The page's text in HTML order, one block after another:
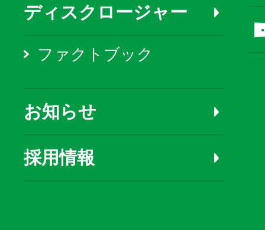
ディスクロージャー
ファクトブック
お知らせ
採用情報